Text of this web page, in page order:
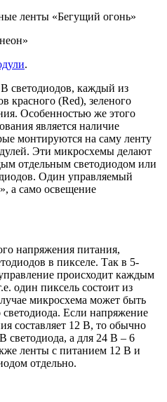
ленты «Бегущий огонь»
.
светодиодов, каждый из
красного (Red), зеленого
Особенностью же этого
является наличие
монтируются на саму ленту
Эти микросхемы делают
отдельным светодиодом или
Один управляемый
а само освещение
напряжения питания,
в пикселе. Так в 5-
происходит каждым
один пиксель состоит из
микросхема может быть
Если напряжение
составляет 12 В, то обычно
светодиода, а для 24 В – 6
ленты с питанием 12 В и
отдельно.